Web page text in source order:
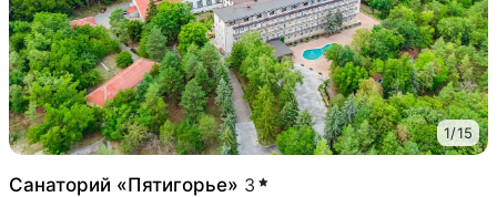
1/15
Санаторий «Пятигорье» 3